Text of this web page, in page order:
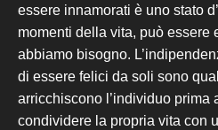
essere innamorati è uno stato
momenti della vita, può essere
abbiamo bisogno.
di essere felici da soli sono
arricchiscono l’individuo prima
condividere la propria vita con